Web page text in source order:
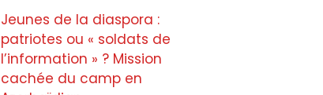
Jeunes de la diaspora :
patriotes ou « soldats de
l’information » ? Mission
cachée du camp en